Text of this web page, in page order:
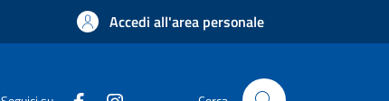
Accedi all'area personale